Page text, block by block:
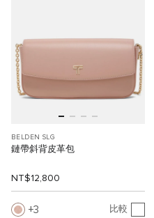
BELDEN SLG
鏈帶斜背皮革包
NT$12,800
3 比較